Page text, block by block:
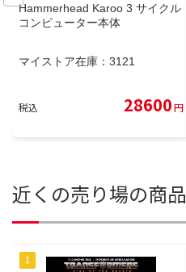
Hammerhead Karoo 3 サイクル
コンピューター本体
マイストア在庫： 3121
税込 28600円
近くの売り場の商品